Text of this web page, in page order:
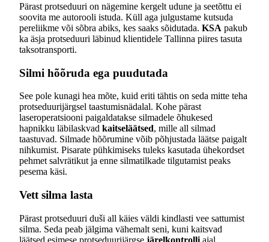
Pärast protseduuri on nägemine kergelt udune ja seetõttu ei
soovita me autorooli istuda. Küll aga julgustame kutsuda
pereliikme või sõbra abiks, kes saaks sõidutada. KSA pakub
ka äsja protseduuri läbinud klientidele Tallinna piires tasuta
taksotransporti.
Silmi hõõruda ega puudutada
See pole kunagi hea mõte, kuid eriti tähtis on seda mitte teha
protseduurijärgsel taastumisnädalal. Kohe pärast
laseroperatsiooni paigaldatakse silmadele õhukesed
hapnikku läbilaskvad kaitseläätsed, mille all silmad
taastuvad. Silmade hõõrumine võib põhjustada läätse paigalt
nihkumist. Pisarate pühkimiseks tuleks kasutada ühekordset
pehmet salvrätikut ja enne silmatilkade tilgutamist peaks
pesema käsi.
Vett silma lasta
Pärast protseduuri duši all käies väldi kindlasti vee sattumist
silma. Seda peab jälgima vähemalt seni, kuni kaitsvad
läätsed esimese protseduurijärgse järelkontrolli ajal